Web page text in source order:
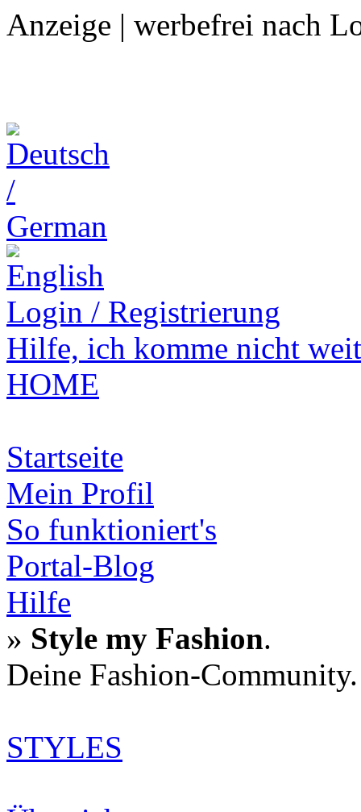
Anzeige | werbefrei nach
Login / Registrierung
Hilfe, ich komme nicht
HOME
Startseite
Mein Profil
So funktioniert's
Portal-Blog
Hilfe
» Style my Fashion.
Deine Fashion-
STYLES